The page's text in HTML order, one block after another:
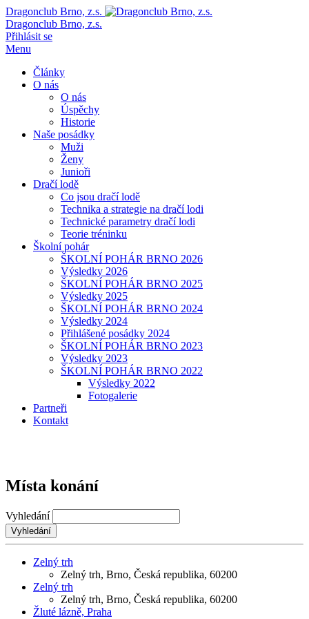
Dragonclub Brno, z.s.
Dragonclub Brno, z.s.
Přihlásit se
Menu
Články
O nás
O nás
Úspěchy
Historie
Naše posádky
Muži
Ženy
Junioři
Dračí lodě
Co jsou dračí lodě
Technika a strategie na dračí lodi
Technické parametry dračí lodi
Teorie tréninku
Školní pohár
ŠKOLNÍ POHÁR BRNO 2026
Výsledky 2026
ŠKOLNÍ POHÁR BRNO 2025
Výsledky 2025
ŠKOLNÍ POHÁR BRNO 2024
Výsledky 2024
Přihlášené posádky 2024
ŠKOLNÍ POHÁR BRNO 2023
Výsledky 2023
ŠKOLNÍ POHÁR BRNO 2022
Výsledky 2022
Fotogalerie
Partneři
Kontakt
Místa konání
Vyhledání
Zelný trh
Zelný trh, Brno, Česká republika, 60200
Zelný trh
Zelný trh, Brno, Česká republika, 60200
Žluté lázně, Praha